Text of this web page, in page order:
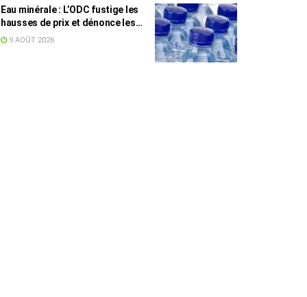
Eau minérale : L’ODC fustige les
hausses de prix et dénonce les
profiteurs de la pénurie
9 AOÛT 2026